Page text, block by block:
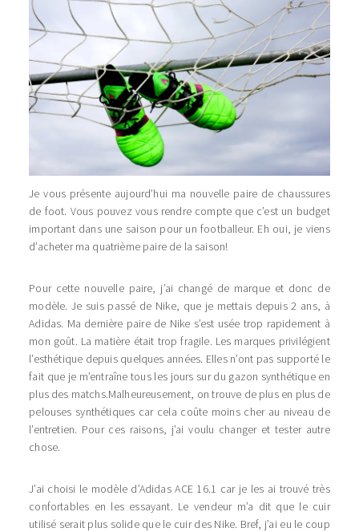
Je vous présente aujourd’hui ma nouvelle paire de chaussures
de foot. Vous pouvez vous rendre compte que c’est un budget
important dans une saison pour un footballeur. Eh oui, je viens
d’acheter ma quatrième paire de la saison!
Pour cette nouvelle paire, j’ai changé de marque et donc de
modèle. Je suis passé de Nike, que je mettais depuis 2 ans, à
Adidas. Ma dernière paire de Nike s’est usée trop rapidement à
mon goût. La matière était trop fragile. Les marques privilégient
l’esthétique depuis quelques années. Elles n’ont pas supporté le
fait que je m’entraîne tous les jours sur du gazon synthétique en
plus des matchs.Malheureusement, on trouve de plus en plus de
pelouses synthétiques car cela coûte moins cher au niveau de
l’entretien. Pour ces raisons, j’ai voulu changer et tester autre
chose.
J’ai choisi le modèle d’Adidas ACE 16.1 car je les ai trouvé très
confortables en les essayant. Le vendeur m’a dit que le cuir
utilisé serait plus solide que le cuir des Nike. Bref, j’ai eu le coup